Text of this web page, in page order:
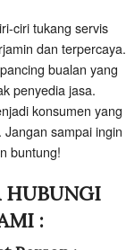
ciri tukang servis
dan terpercaya.
bualan yang
penyedia jasa.
konsumen yang
sampai ingin
buntung!
HUBUNGI
: